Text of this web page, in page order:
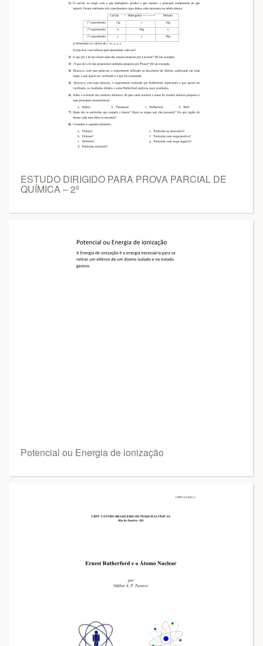
ESTUDO DIRIGIDO PARA PROVA PARCIAL DE
QUÍMICA – 2º
Potencial ou Energia de ionização